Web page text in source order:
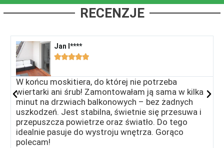
RECENZJE
Jan I****​

W końcu moskitiera, do której nie potrzeba
wiertarki ani śrub! Zamontowałam ją sama w kilka
minut na drzwiach balkonowych – bez żadnych
uszkodzeń. Jest stabilna, świetnie się przesuwa i
przepuszcza powietrze oraz światło. Do tego
idealnie pasuje do wystroju wnętrza. Gorąco
polecam!